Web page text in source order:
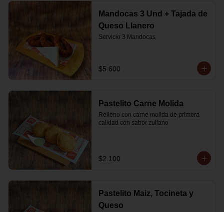
Mandocas 3 Und + Tajada de
Queso Llanero
Servicio 3 Mandocas
$5.600
Pastelito Carne Molida
Relleno con carne molida de primera
calidad con sabor zuliano
$2.100
Pastelito Maiz, Tocineta y
Queso